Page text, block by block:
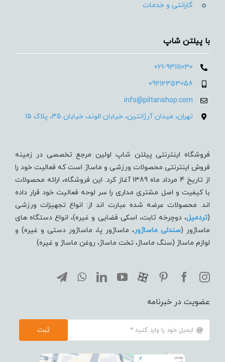
گارانتی و خدمات
با پیلتن شاپ
021-93111030
09212353058
info@piltanshop.com
تهران، میدان آرژانتین، خیابان الوند، خیابان 35، پلاک 15
فروشگاه اینترنتی پیلتن شاپ اولین مرجع تخصصی در زمینه
فروش اینترنتی محصولات ورزشی و ماساژ است که فعالیت خود را
از تاریخ 4 مرداد ماه 1389 آغاز کرد. این فروشگاه، ارائه محصولات
با کیفیت و اصل مشتری مداری را سر لوحه فعالیت خود قرار داده
اند. محصولات عرضه شده عبارت اند از: انواع تجهیزات ورزشی
(تردميل، دوچرخه ثابت، اسکی فضایی و غیره)، انواع دستگاه های
ماساژور (صندلی ماساژور، ماساژور پا، ماساژور دستی و غیره) و
لوازم ماساژ (سنگ ماساژ، تخت ماساژ، روغن ماساژ و غیره)
عضویت در خبرنامه
ثبت